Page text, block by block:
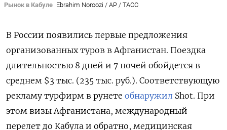
Рынок в Кабуле Ebrahim Noroozi / AP / ТАСС
В России появились первые предложения
организованных туров в Афганистан. Поездка
длительностью 8 дней и 7 ночей обойдется в
среднем $3 тыс. (235 тыс. руб.). Соответствующую
рекламу турфирм в рунете обнаружил Shot. При
этом визы Афганистана, международный
перелет до Кабула и обратно, медицинская